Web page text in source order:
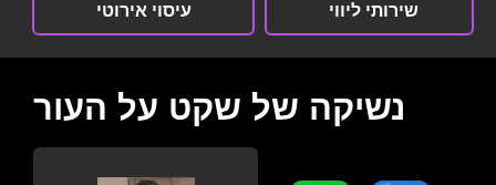
עיסוי אירוטי שירותי ליווי
נשיקה של שקט על העור